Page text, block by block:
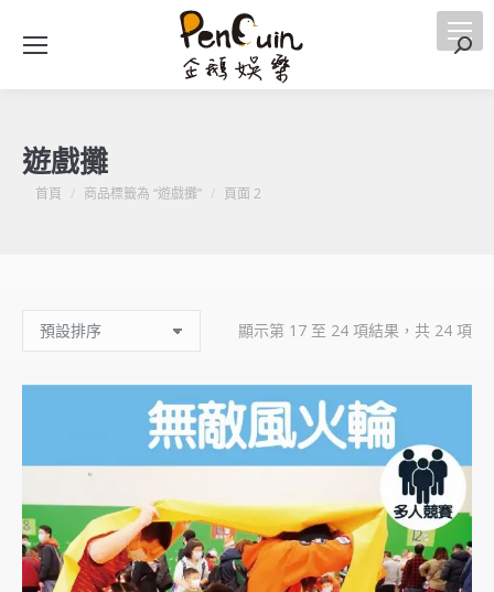
搜
遊戲攤
您在這裡：
首頁 商品標籤為 “遊戲攤” 頁面 2
顯示第 17 至 24 項結果，共 24 項